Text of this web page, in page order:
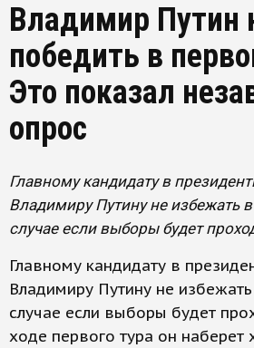
Владимир Путин
победить в
Это показал
опрос
Главному кандидату в
Владимиру Путину не избежать
случае если выборы будет
Главному кандидату в
Владимиру Путину не
случае если выборы будет
ходе первого тура он наберет